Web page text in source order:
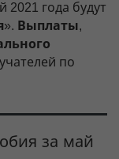
2021 года будут
». Выплаты,
по
за май